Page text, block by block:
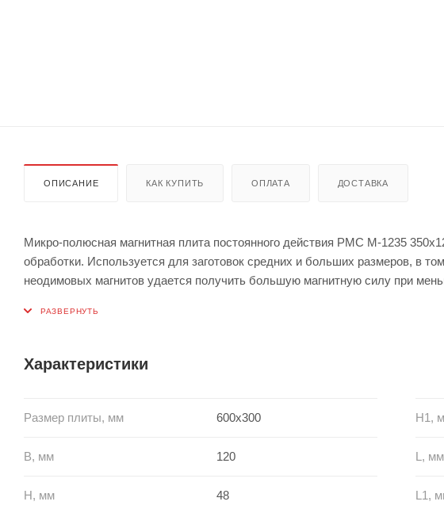
ОПИСАНИЕ КАК КУПИТЬ ОПЛАТА ДОСТАВКА
Микро-полюсная магнитная плита постоянного действия PMC M-1235
обработки. Используется для заготовок средних и больших размеров, в
неодимовых магнитов удается получить большую магнитную силу при
Характеристики
Размер плиты, мм 600x300 H1,
B, мм 120 L, мм
H, мм 48 L1,